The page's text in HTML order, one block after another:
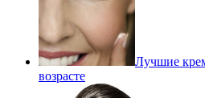
Лучшие
возрасте